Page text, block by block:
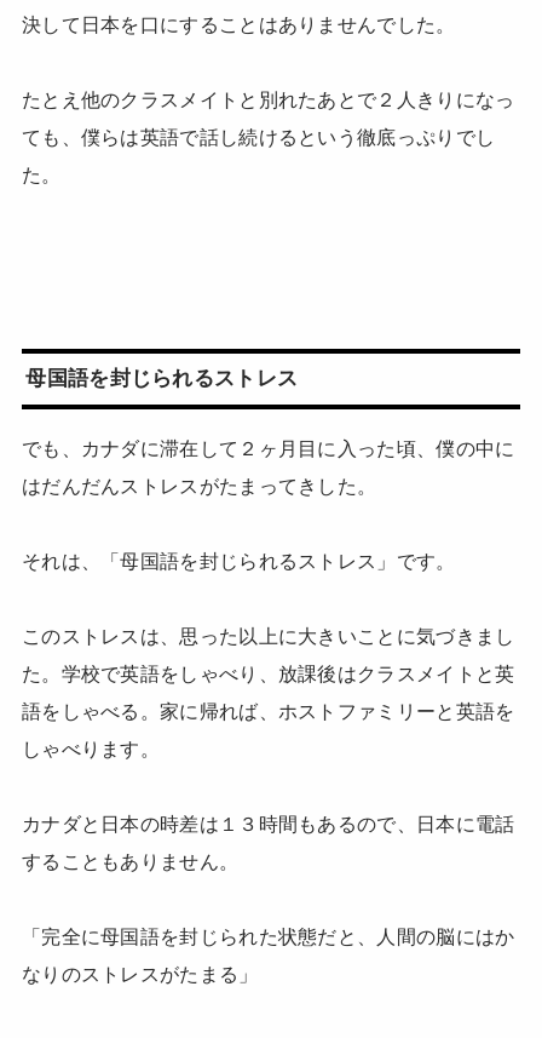
決して日本を口にすることはありませんでした。
たとえ他のクラスメイトと別れたあとで２人きりになっ
ても、僕らは英語で話し続けるという徹底っぷりでし
た。
母国語を封じられるストレス
でも、カナダに滞在して２ヶ月目に入った頃、僕の中に
はだんだんストレスがたまってきした。
それは、「母国語を封じられるストレス」です。
このストレスは、思った以上に大きいことに気づきまし
た。学校で英語をしゃべり、放課後はクラスメイトと英
語をしゃべる。家に帰れば、ホストファミリーと英語を
しゃべります。
カナダと日本の時差は１３時間もあるので、日本に電話
することもありません。
「完全に母国語を封じられた状態だと、人間の脳にはか
なりのストレスがたまる」